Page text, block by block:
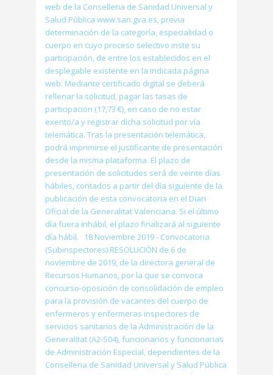
web de la Conselleria de Sanidad Universal y
Salud Pública www.san.gva.es, previa
determinación de la categoría, especialidad o
cuerpo en cuyo proceso selectivo inste su
participación, de entre los establecidos en el
desplegable existente en la indicada página
web. Mediante certificado digital se deberá
rellenar la solicitud, pagar las tasas de
participación (17,73 €), en caso de no estar
exento/a y registrar dicha solicitud por vía
telemática. Tras la presentación telemática,
podrá imprimirse el justificante de presentación
desde la misma plataforma. El plazo de
presentación de solicitudes será de veinte días
hábiles, contados a partir del día siguiente de la
publicación de esta convocatoria en el Diari
Oficial de la Generalitat Valenciana. Si el último
día fuera inhábil, el plazo finalizará al siguiente
día hábil. 18 Noviembre 2019 - Convocatoria
(Subinspectores) RESOLUCIÓN de 6 de
noviembre de 2019, de la directora general de
Recursos Humanos, por la que se convoca
concurso-oposición de consolidación de empleo
para la provisión de vacantes del cuerpo de
enfermeros y enfermeras inspectores de
servicios sanitarios de la Administración de la
Generalitat (A2-S04), funcionarios y funcionarias
de Administración Especial, dependientes de la
Conselleria de Sanidad Universal y Salud Pública